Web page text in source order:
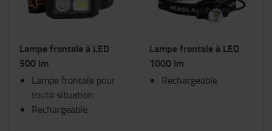
Eclairage
Equipement hivernal
Espace de travail et entrepôt
Fourches et extensions de fourches
Goodies Toyota
Habitacle du chariot
Ram Mount
Lampe frontale à LED
500 lm
Lampe frontale pour
toute situation
Rechargeable
Lampe frontale à LED
1000 lm
Rechargeable